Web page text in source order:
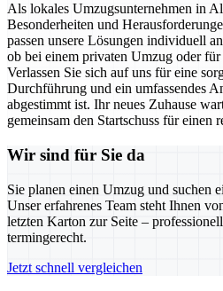
Als lokales Umzugsunternehmen in
Besonderheiten und
passen unsere Lösungen individuell
ob bei einem privaten Umzug oder
Verlassen Sie sich auf uns für eine
Durchführung und ein umfassendes
abgestimmt ist. Ihr neues Zuhause
gemeinsam den Startschuss für einen
Wir sind für Sie da
Sie planen einen Umzug und suchen
Unser erfahrenes Team steht Ihnen
letzten Karton zur Seite –
termingerecht.
Jetzt schnell vergleichen